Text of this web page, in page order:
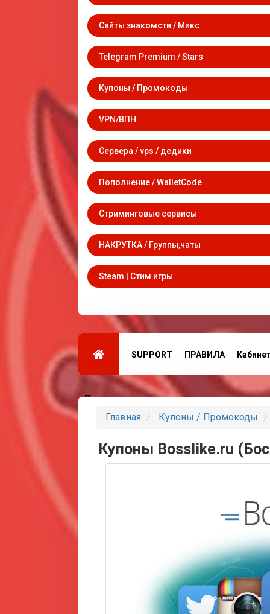
Сайты знакомств / Микс
Telegram Premium / Stars
Купоны / Промокоды
VPN/ВПН
Сервера / vps / дедики
Пополнение / WalletCode
Стриминговые сервисы
НАКРУТКА / Группы,чаты
Steam | Стим игры
SUPPORT ПРАВИЛА
Партнеры
Главная Купоны / Промокоды
Купоны Bosslike.ru